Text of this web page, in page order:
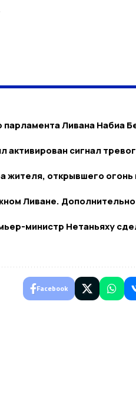
Ливана Набиа
сигнал
жителя, открывшего
Ливане.
министр Нетаньяху
Facebook